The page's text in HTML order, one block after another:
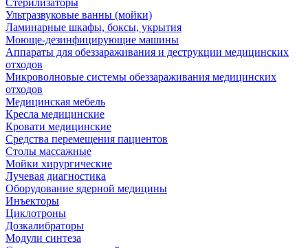
Стерилизаторы
Ультразвуковые ванны (мойки)
Ламинарные шкафы, боксы, укрытия
Моюще-дезинфицирующие машины
Аппараты для обеззараживания и деструкции медицинских
отходов
Микроволновые системы обеззараживания медицинских
отходов
Медицинская мебель
Кресла медицинские
Кровати медицинские
Средства перемещения пациентов
Столы массажные
Мойки хирургические
Лучевая диагностика
Оборудование ядерной медицины
Инъекторы
Циклотроны
Дозкалибраторы
Модули синтеза